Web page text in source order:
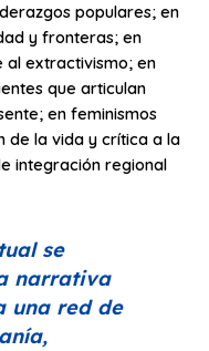
populares; en
y fronteras; en
al extractivismo; en
que articulan
en feminismos
de la vida y crítica a la
integración regional
se
narrativa
una red de